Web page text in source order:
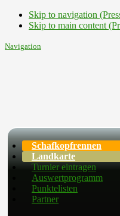
Skip to navigation
Skip to main content
Navigation
Schafkopfrennen
Landkarte
Turnier eintragen
Auswertprogramm
Punktelisten
Partner